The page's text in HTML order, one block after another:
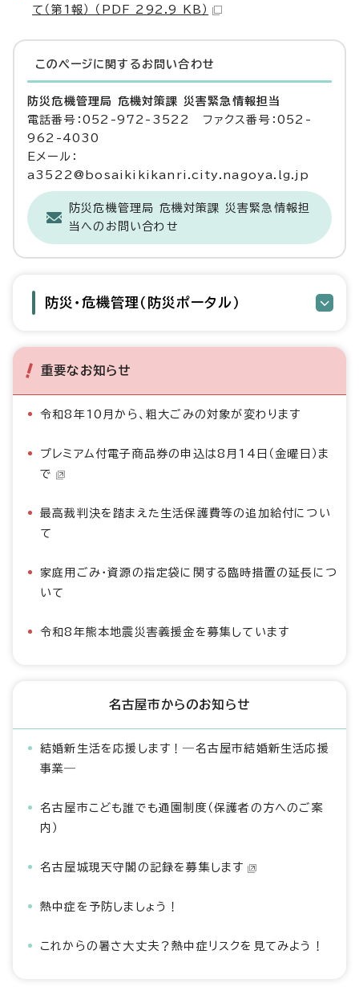
て（第1報） （PDF 292.9 KB）
このページに関する お問い合わせ
防災危機管理局 危機対策課 災害緊急情報担当
電話番号：052-972-3522 ファクス番号：052-
962-4030
Eメール：
a3522@bosaikikikanri.city.nagoya.lg.jp
防災危機管理局 危機対策課 災害緊急情報担
当へのお問い合わせ
防災・危機管理（防災ポータル）
重要なお知らせ
令和8年10月から、粗大ごみの対象が変わります
プレミアム付電子商品券の申込は8月14日（金曜日）ま
で
最高裁判決を踏まえた生活保護費等の追加給付につい
て
家庭用ごみ・資源の指定袋に関する臨時措置の延長につ
いて
令和8年熊本地震災害義援金を募集しています
名古屋市からのお知らせ
結婚新生活を応援します！―名古屋市結婚新生活応援
事業―
名古屋市こども誰でも通園制度（保護者の方へのご案
内）
名古屋城現天守閣の記録を募集します
熱中症を予防しましょう！
これからの暑さ大丈夫？熱中症リスクを見てみよう！